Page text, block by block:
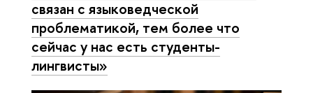
связан с языковедческой
проблематикой, тем более что
сейчас у нас есть студенты-
лингвисты»